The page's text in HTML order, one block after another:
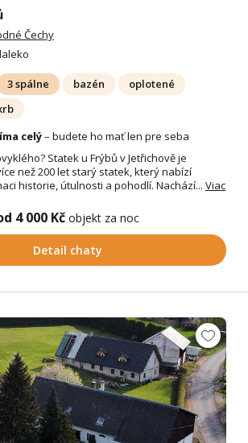
Čechy
3 spálne bazén
oplotené
celý– budete ho mať len pre seba
Statek u Frýbů v Jetřichově je
než 200 let starý statek, který nabízí
historie, útulnosti a pohodlí. Nachází... Viac
4 000 Kč objekt za noc
Detail chaty